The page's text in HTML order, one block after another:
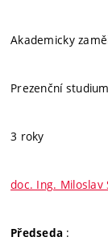
Akademicky
Prezenční studium
3 roky
doc. Ing. Miloslav
Předseda :